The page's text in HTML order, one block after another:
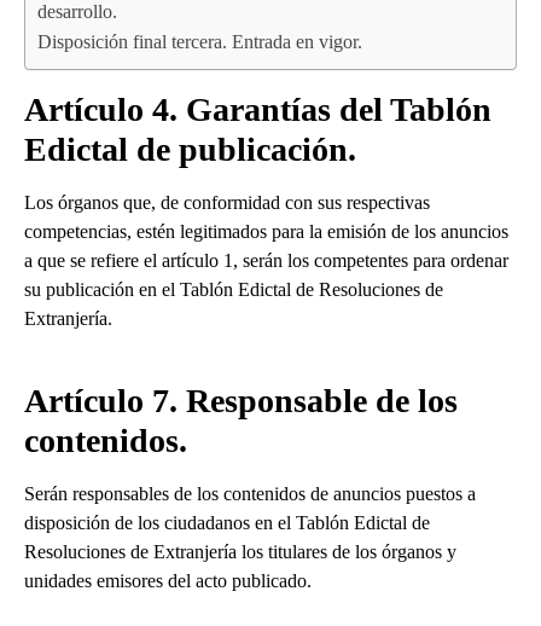
desarrollo.
Disposición final tercera. Entrada en vigor.
Artículo 4. Garantías del Tablón
Edictal de publicación.
Los órganos que, de conformidad con sus respectivas
competencias, estén legitimados para la emisión de los anuncios
a que se refiere el artículo 1, serán los competentes para ordenar
su publicación en el Tablón Edictal de Resoluciones de
Extranjería.
Artículo 7. Responsable de los
contenidos.
Serán responsables de los contenidos de anuncios puestos a
disposición de los ciudadanos en el Tablón Edictal de
Resoluciones de Extranjería los titulares de los órganos y
unidades emisores del acto publicado.